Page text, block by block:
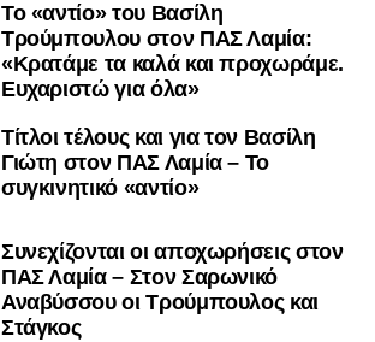
Το «αντίο» του Βασίλη
Τρούμπουλου στον ΠΑΣ Λαμία:
«Κρατάμε τα καλά και προχωράμε.
Ευχαριστώ για όλα»
Τίτλοι τέλους και για τον Βασίλη
Γιώτη στον ΠΑΣ Λαμία – Το
συγκινητικό «αντίο»
Συνεχίζονται οι αποχωρήσεις στον
ΠΑΣ Λαμία – Στον Σαρωνικό
Αναβύσσου οι Τρούμπουλος και
Στάγκος